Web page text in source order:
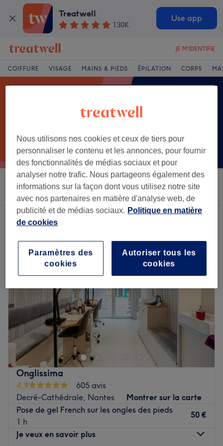
Treatwell
130K
Use app
JE M'IDENTIFIE
COIFFURE VISAGE MAINS & PIEDS ÉPILATION CORPS
Trier par Salons Offres Express Note
Un établissement offrant: coupe frange à Centre-ville, Nantes
Onglissima
4,9
605 avis
Decré-Cathédrale, Nantes
Montrer sur la carte
Pose de gel French sur les ongles des pieds
1 h
50 €
Je veux en savoir plus
Nous utilisons nos cookies et ceux de tiers pour
personnaliser le contenu et les annonces, pour fournir
des fonctionnalités de médias sociaux et pour
analyser notre trafic. Nous partageons également des
informations sur la façon dont vous utilisez notre site
avec nos partenaires en matière d'analyse web, de
publicité et de médias sociaux. Politique en matière
de cookies
Autoriser tous les
cookies
Paramètres des
cookies